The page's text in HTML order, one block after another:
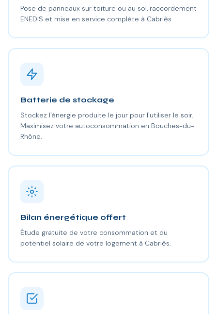
Pose de panneaux sur toiture ou au sol, raccordement
ENEDIS et mise en service complète à Cabriès.
Batterie de stockage
Stockez l'énergie produite le jour pour l'utiliser le soir.
Maximisez votre autoconsommation en Bouches-du-
Rhône.
Bilan énergétique offert
Étude gratuite de votre consommation et du
potentiel solaire de votre logement à Cabriès.